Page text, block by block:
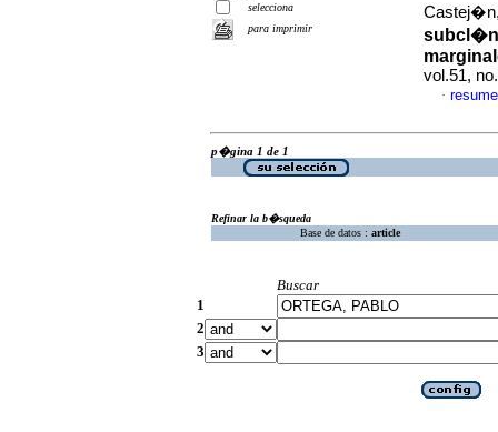
selecciona
para imprimir
vol.51,
·
p�gina 1 de 1
Refinar la b�squeda
Base de datos : article
Buscar
1
2
3